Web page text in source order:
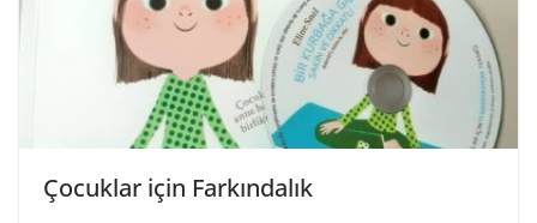
Çocuklar için Farkındalık